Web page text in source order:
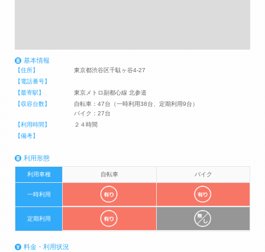
基本情報
【住所】
東京都渋谷区千駄ヶ谷4-27
【電話番号】
【最寄駅】
東京メトロ副都心線 北参道
【収容台数】
自転車：47台（一時利用38台、定期利用9台）
バイク：27台
【利用時間】
２４時間
【備考】
利用形態
利用車種 自転車 バイク
一時利用
定期利用
料金・利用状況